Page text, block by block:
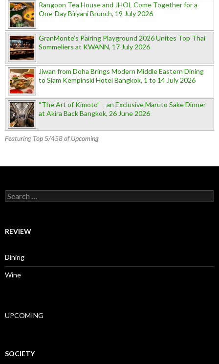
Rangoon Tea House and JHOL Come Together for a
One-Day Biryani Brunch, 19 July 2026
GranMonte’s Pairing Playground 2026 Unites Top Thai
Sommeliers at KWANN, 17 July 2026
Jiwan from Doha Brings Modern Middle Eastern Dining
to Siam Kempinski Hotel Bangkok, 1 to 14 July 2026
“The Art of Kimoto” – an Exclusive Maruto Sake Dinner
at Akira Back Bangkok, 26 June 2026
Featuring Top 5/458 of Upcoming
Search for:
REVIEW
Dining
Wine
UPCOMING
SOCIETY